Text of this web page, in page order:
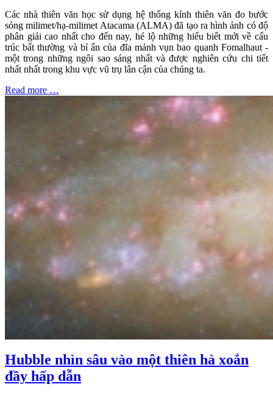
Các nhà thiên văn học sử dụng hệ thống kính thiên văn đo bước
sóng milimet/hạ-milimet Atacama (ALMA) đã tạo ra hình ảnh có độ
phân giải cao nhất cho đến nay, hé lộ những hiểu biết mới về cấu
trúc bất thường và bí ẩn của đĩa mảnh vụn bao quanh Fomalhaut -
một trong những ngôi sao sáng nhất và được nghiên cứu chi tiết
nhất nhất trong khu vực vũ trụ lân cận của chúng ta.
Read more …
Hubble nhìn sâu vào một thiên hà xoắn
đầy hấp dẫn